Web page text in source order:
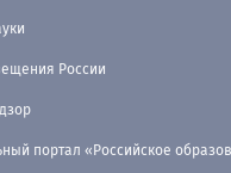
России
портал «Российское